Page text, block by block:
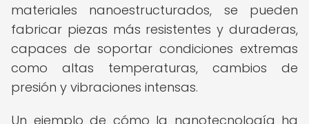
materiales nanoestructurados, se pueden
fabricar piezas más resistentes y duraderas,
capaces de soportar condiciones extremas
como altas temperaturas, cambios de
presión y vibraciones intensas.
Un ejemplo de cómo la nanotecnología ha